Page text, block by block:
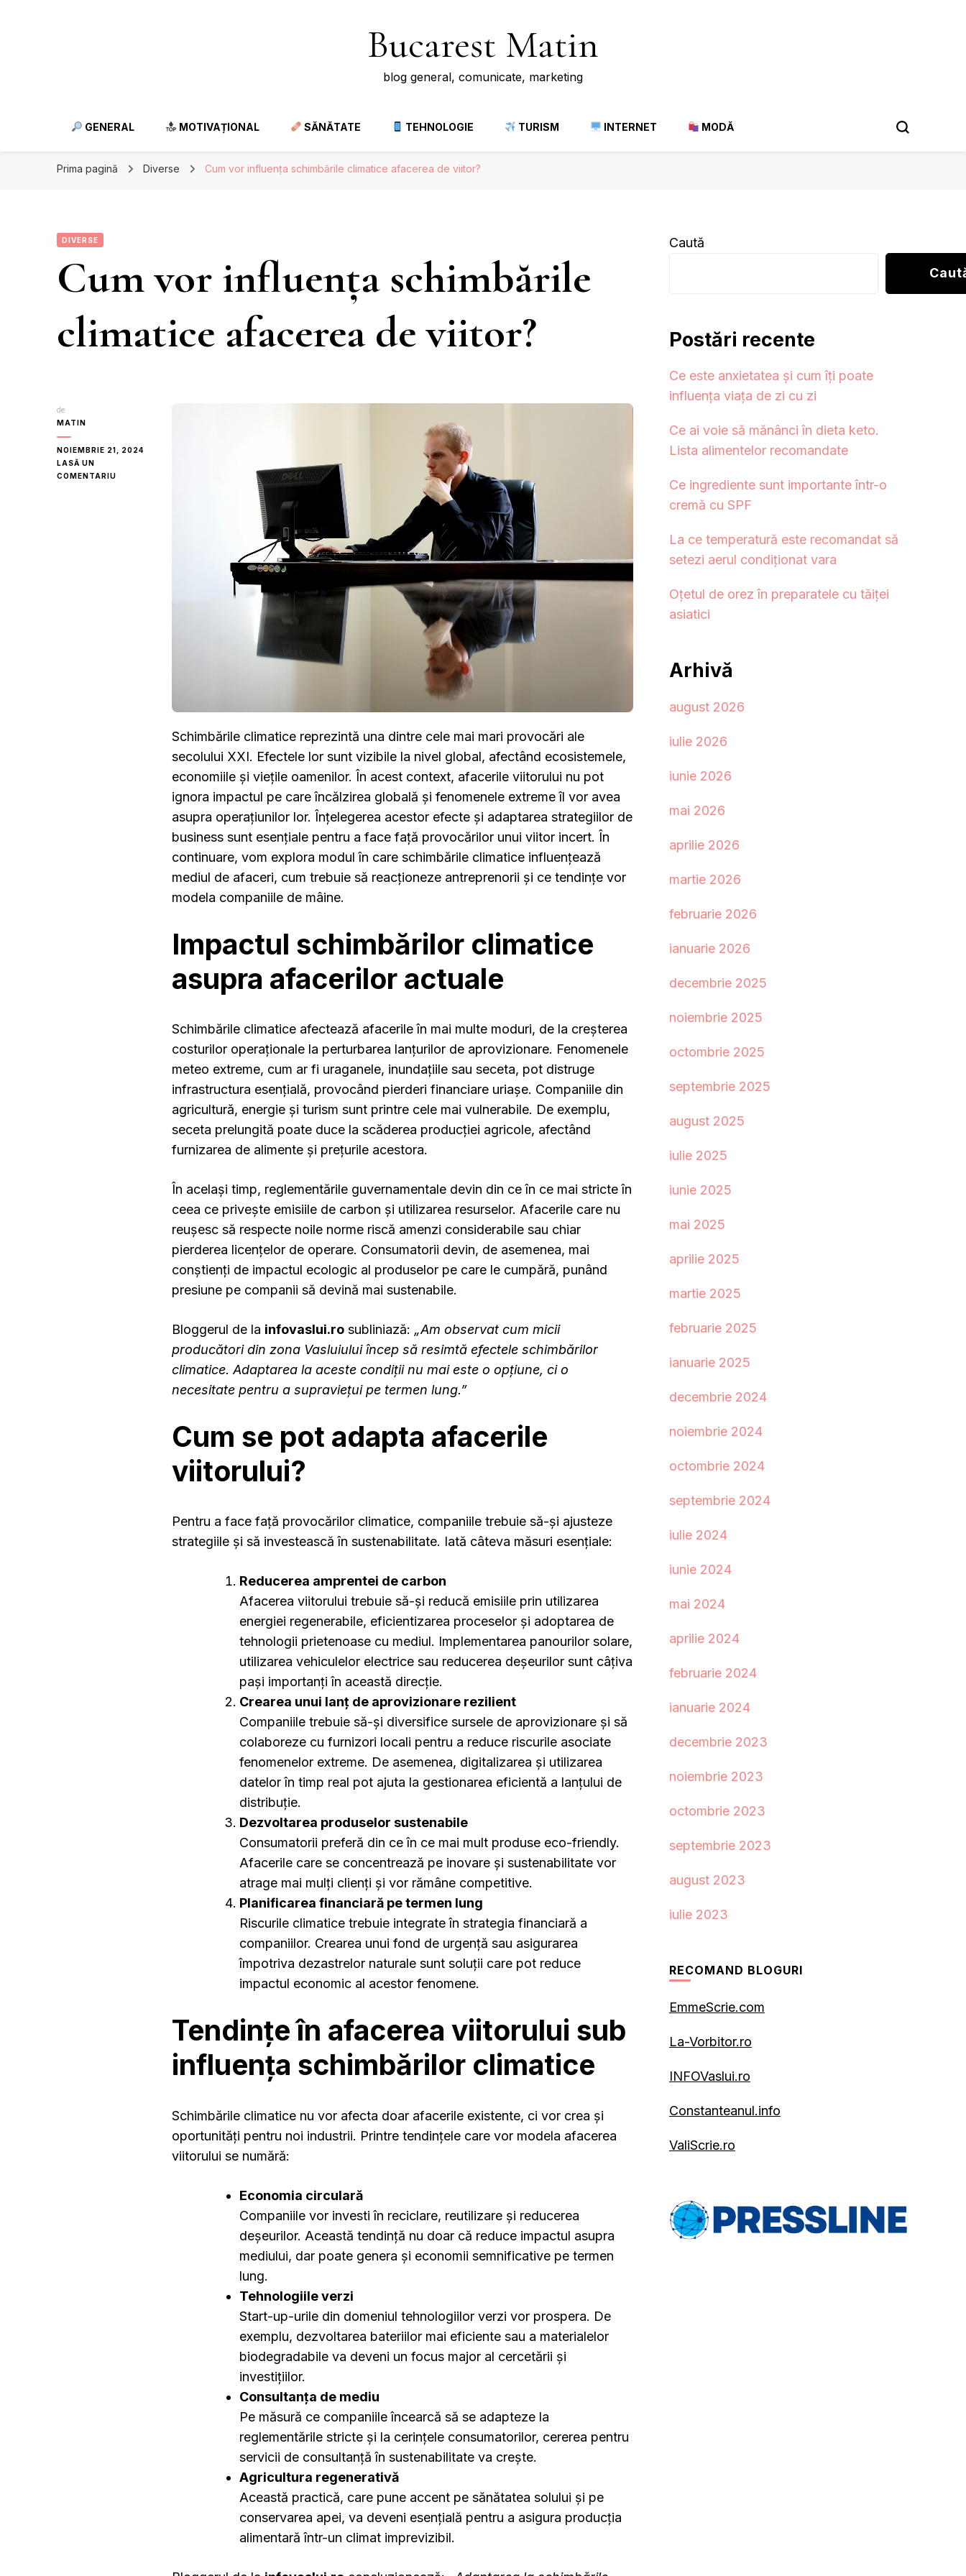
Bucarest Matin
blog general, comunicate, marketing
GENERAL MOTIVAȚIONAL SĂNĂTATE TEHNOLOGIE TURISM INTERNET MODĂ
Prima pagină Diverse Cum vor influența schimbările climatice afacerea de viitor?
DIVERSE
Cum vor influența schimbările
climatice afacerea de viitor?
de
MATIN
NOIEMBRIE 21, 2024
LASĂ UN
COMENTARIU
Schimbările climatice reprezintă una dintre cele mai mari provocări ale
secolului XXI. Efectele lor sunt vizibile la nivel global, afectând ecosistemele,
economiile și viețile oamenilor. În acest context, afacerile viitorului nu pot
ignora impactul pe care încălzirea globală și fenomenele extreme îl vor avea
asupra operațiunilor lor. Înțelegerea acestor efecte și adaptarea strategiilor de
business sunt esențiale pentru a face față provocărilor unui viitor incert. În
continuare, vom explora modul în care schimbările climatice influențează
mediul de afaceri, cum trebuie să reacționeze antreprenorii și ce tendințe vor
modela companiile de mâine.
Impactul schimbărilor climatice
asupra afacerilor actuale
Schimbările climatice afectează afacerile în mai multe moduri, de la creșterea
costurilor operaționale la perturbarea lanțurilor de aprovizionare. Fenomenele
meteo extreme, cum ar fi uraganele, inundațiile sau seceta, pot distruge
infrastructura esențială, provocând pierderi financiare uriașe. Companiile din
agricultură, energie și turism sunt printre cele mai vulnerabile. De exemplu,
seceta prelungită poate duce la scăderea producției agricole, afectând
furnizarea de alimente și prețurile acestora.
În același timp, reglementările guvernamentale devin din ce în ce mai stricte în
ceea ce privește emisiile de carbon și utilizarea resurselor. Afacerile care nu
reușesc să respecte noile norme riscă amenzi considerabile sau chiar
pierderea licențelor de operare. Consumatorii devin, de asemenea, mai
conștienți de impactul ecologic al produselor pe care le cumpără, punând
presiune pe companii să devină mai sustenabile.
Bloggerul de la infovaslui.ro subliniază: „Am observat cum micii
producători din zona Vasluiului încep să resimtă efectele schimbărilor
climatice. Adaptarea la aceste condiții nu mai este o opțiune, ci o
necesitate pentru a supraviețui pe termen lung.”
Cum se pot adapta afacerile
viitorului?
Pentru a face față provocărilor climatice, companiile trebuie să-și ajusteze
strategiile și să investească în sustenabilitate. Iată câteva măsuri esențiale:
Reducerea amprentei de carbon
Afacerea viitorului trebuie să-și reducă emisiile prin utilizarea
energiei regenerabile, eficientizarea proceselor și adoptarea de
tehnologii prietenoase cu mediul. Implementarea panourilor solare,
utilizarea vehiculelor electrice sau reducerea deșeurilor sunt câțiva
pași importanți în această direcție.
Crearea unui lanț de aprovizionare rezilient
Companiile trebuie să-și diversifice sursele de aprovizionare și să
colaboreze cu furnizori locali pentru a reduce riscurile asociate
fenomenelor extreme. De asemenea, digitalizarea și utilizarea
datelor în timp real pot ajuta la gestionarea eficientă a lanțului de
distribuție.
Dezvoltarea produselor sustenabile
Consumatorii preferă din ce în ce mai mult produse eco-friendly.
Afacerile care se concentrează pe inovare și sustenabilitate vor
atrage mai mulți clienți și vor rămâne competitive.
Planificarea financiară pe termen lung
Riscurile climatice trebuie integrate în strategia financiară a
companiilor. Crearea unui fond de urgență sau asigurarea
împotriva dezastrelor naturale sunt soluții care pot reduce
impactul economic al acestor fenomene.
Tendințe în afacerea viitorului sub
influența schimbărilor climatice
Schimbările climatice nu vor afecta doar afacerile existente, ci vor crea și
oportunități pentru noi industrii. Printre tendințele care vor modela afacerea
viitorului se numără:
Economia circulară
Companiile vor investi în reciclare, reutilizare și reducerea
deșeurilor. Această tendință nu doar că reduce impactul asupra
mediului, dar poate genera și economii semnificative pe termen
lung.
Tehnologiile verzi
Start-up-urile din domeniul tehnologiilor verzi vor prospera. De
exemplu, dezvoltarea bateriilor mai eficiente sau a materialelor
biodegradabile va deveni un focus major al cercetării și
investițiilor.
Consultanța de mediu
Pe măsură ce companiile încearcă să se adapteze la
reglementările stricte și la cerințele consumatorilor, cererea pentru
servicii de consultanță în sustenabilitate va crește.
Agricultura regenerativă
Această practică, care pune accent pe sănătatea solului și pe
conservarea apei, va deveni esențială pentru a asigura producția
alimentară într-un climat imprevizibil.
Caută
Postări recente
Ce este anxietatea și cum îți poate
influența viața de zi cu zi
Ce ai voie să mănânci în dieta keto.
Lista alimentelor recomandate
Ce ingrediente sunt importante într-o
cremă cu SPF
La ce temperatură este recomandat să
setezi aerul condiționat vara
Oțetul de orez în preparatele cu tăiței
asiatici
Arhivă
august 2026
iulie 2026
iunie 2026
mai 2026
aprilie 2026
martie 2026
februarie 2026
ianuarie 2026
decembrie 2025
noiembrie 2025
octombrie 2025
septembrie 2025
august 2025
iulie 2025
iunie 2025
mai 2025
aprilie 2025
martie 2025
februarie 2025
ianuarie 2025
decembrie 2024
noiembrie 2024
octombrie 2024
septembrie 2024
iulie 2024
iunie 2024
mai 2024
aprilie 2024
februarie 2024
ianuarie 2024
decembrie 2023
noiembrie 2023
octombrie 2023
septembrie 2023
august 2023
iulie 2023
RECOMAND BLOGURI
EmmeScrie.com
La-Vorbitor.ro
INFOVaslui.ro
Constanteanul.info
ValiScrie.ro